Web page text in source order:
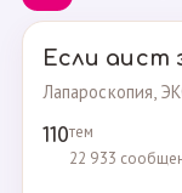
Если аист
Лапароскопия,
110тем
22 933